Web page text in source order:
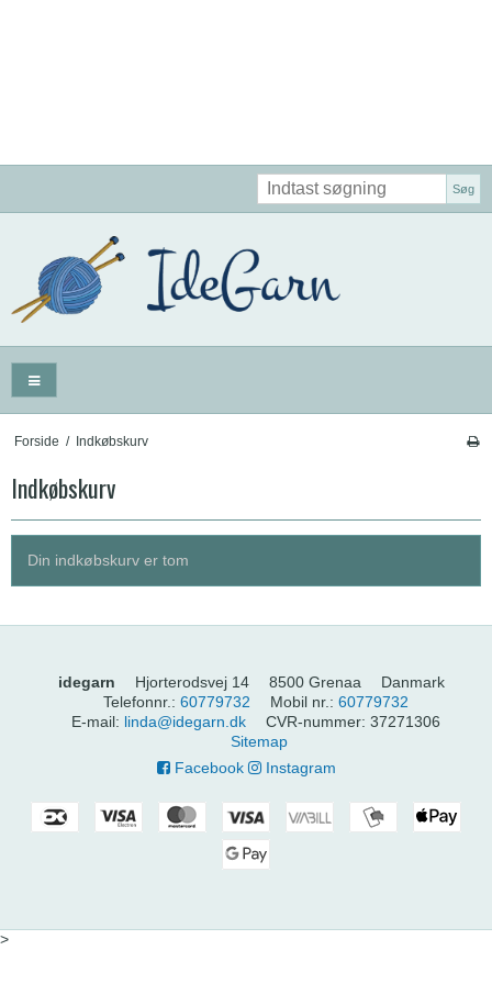
Søg
Forside / Indkøbskurv
Indkøbskurv
Din indkøbskurv er tom
idegarn Hjorterodsvej 14 8500 Grenaa
Danmark
Telefonnr. : 60779732 Mobil nr. : 60779732
E-mail: linda@idegarn.dk CVR-nummer: 37271306
Sitemap
Facebook
Instagram
>